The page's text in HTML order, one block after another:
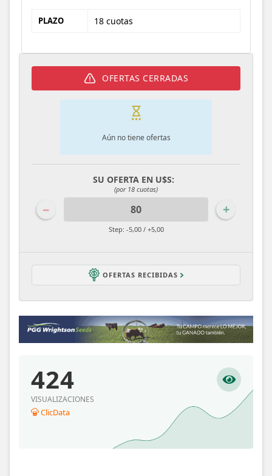
PLAZO 18 cuotas
OFERTAS CERRADAS
Aún no tiene ofertas
SU OFERTA EN U$S:
(por 18 cuotas)
− +
Step: -5,00 / +5,00
OFERTAS RECIBIDAS
424
VISUALIZACIONES
ClicData